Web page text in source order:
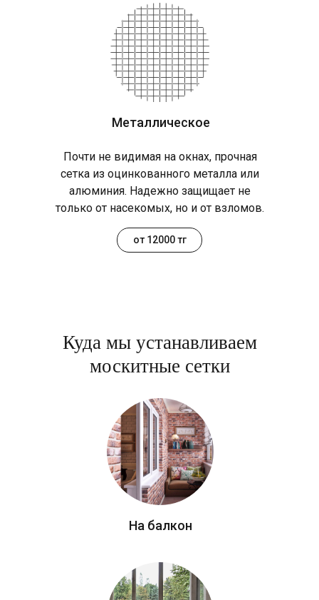
Металлическое
Почти не видимая на окнах, прочная
сетка из оцинкованного металла или
алюминия. Надежно защищает не
только от насекомых, но и от взломов.
от 12000 тг
Куда мы устанавливаем
москитные сетки
На балкон